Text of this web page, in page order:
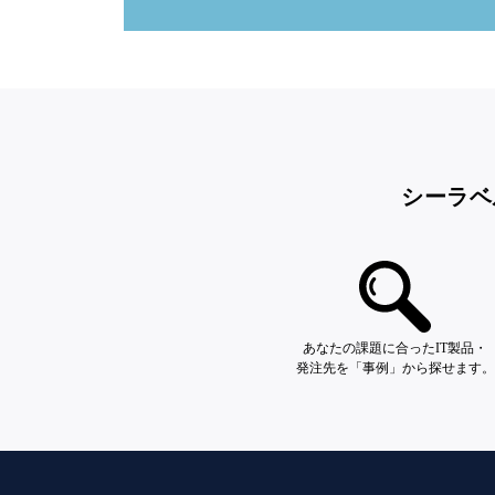
シーラ
あなたの課題に合ったIT製品・
発注先を「事例」から探せます。